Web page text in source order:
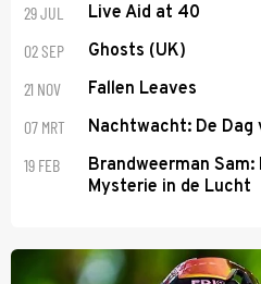
29 JUL Live Aid at 40
02 SEP Ghosts (UK)
21 NOV Fallen Leaves
07 MRT Nachtwacht: De Dag
19 FEB
Brandweerman
Mysterie in de Lucht